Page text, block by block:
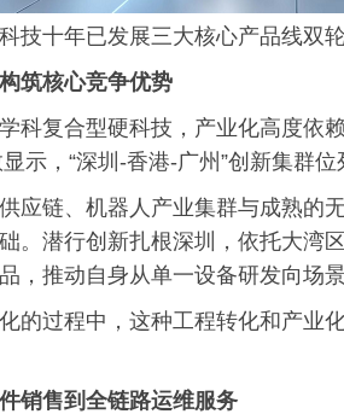
技十年已发展三大核心产品线双
筑核心竞争优势
科复合型硬科技，产业化高度依
示，“深圳-香港-广州”创新集群
应链、机器人产业集群与成熟的
。潜行创新扎根深圳，依托大湾
，推动自身从单一设备研发向场
的过程中，这种工程转化和产业
销售到全链路运维服务